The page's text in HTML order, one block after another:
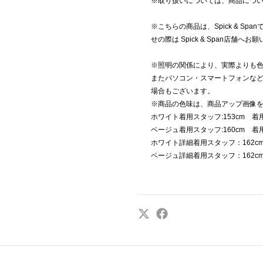
※こちらの商品は、Spick & Span
せの際は Spick & Span店舗へお願
※照明の関係により、実際よりも
またパソコン・スマートフォンな
場合もございます。
※商品の色味は、商品アップ画像
ホワイト着用スタッフ:153cm 着
ベージュ着用スタッフ:160cm 着
ホワイト詳細着用スタッフ：
ベージュ詳細着用スタッフ：